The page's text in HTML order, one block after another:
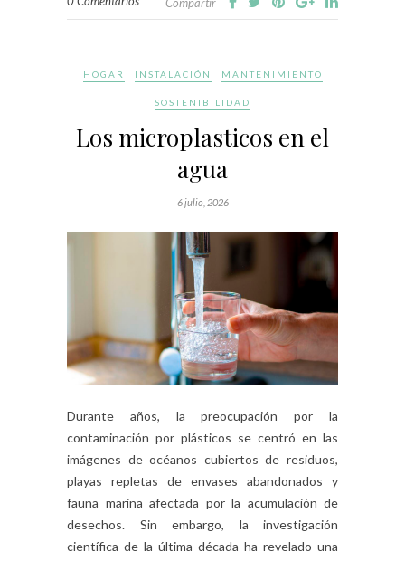
Compartir
HOGAR INSTALACIÓN MANTENIMIENTO
SOSTENIBILIDAD
Los microplasticos en el
agua
6 julio, 2026
Durante años, la preocupación por la
contaminación por plásticos se centró en las
imágenes de océanos cubiertos de residuos,
playas repletas de envases abandonados y
fauna marina afectada por la acumulación de
desechos. Sin embargo, la investigación
científica de la última década ha revelado una